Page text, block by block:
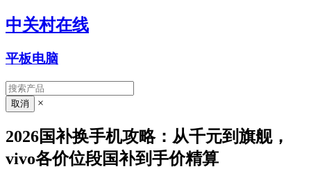
中关村在线
平板电脑
×
2026国补换手机攻略：从千元到旗舰，
vivo各价位段国补到手价精算